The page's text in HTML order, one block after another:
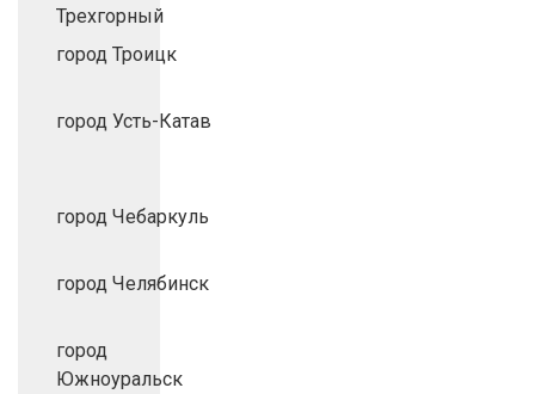
Трехгорный
город Троицк
город Усть-Катав
город Чебаркуль
город Челябинск
город
Южноуральск